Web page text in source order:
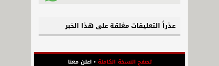
عذراً التعليقات مغلقة على هذا الخبر
تصفح النسخة الكاملة• اعلن معنا